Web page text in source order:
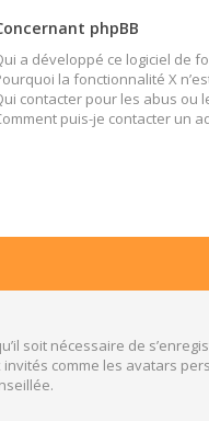
phpBB
a développé ce logiciel de
la fonctionnalité X
contacter pour les abus ou
puis-je contacter un
soit nécessaire de
comme les avatars